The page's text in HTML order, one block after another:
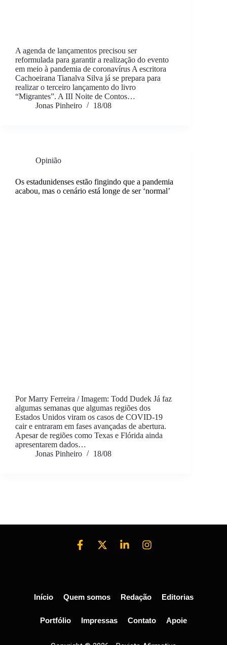
A agenda de lançamentos precisou ser
reformulada para garantir a realização do evento
em meio à pandemia de coronavírus A escritora
Cachoeirana Tianalva Silva já se prepara para
realizar o terceiro lançamento do livro
“Migrantes”. A III Noite de Contos…
Jonas Pinheiro
18/08
Opinião
Os estadunidenses estão fingindo que a pandemia
acabou, mas o cenário está longe de ser ‘normal’
Por Marry Ferreira / Imagem: Todd Dudek Já faz
algumas semanas que algumas regiões dos
Estados Unidos viram os casos de COVID-19
cair e entraram em fases avançadas de abertura.
Apesar de regiões como Texas e Flórida ainda
apresentarem dados…
Jonas Pinheiro
18/08
Início Quem somos Redação Editorias
Portfólio Impressas Contato Apoie